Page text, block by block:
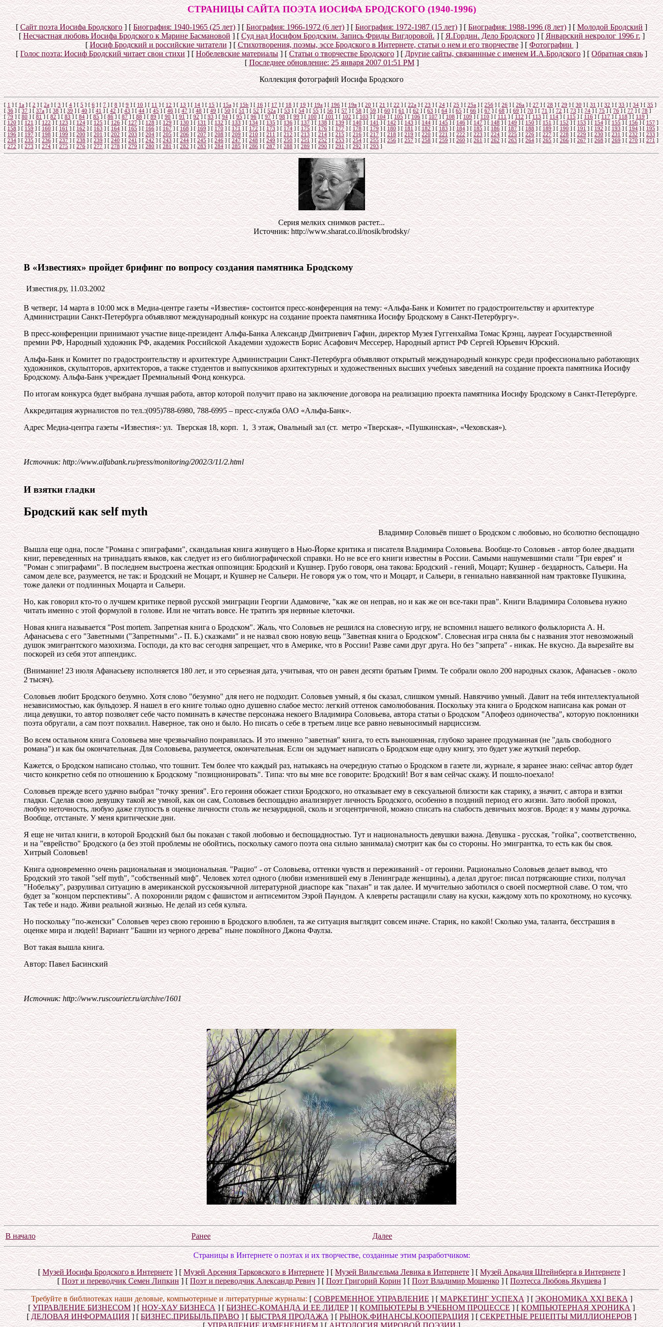
СТРАНИЦЫ САЙТА ПОЭТА ИОСИФА БРОДСКОГО (1940-1996)
[Сайт поэта Иосифа Бродского] [Биография: 1940-1965 (25 лет)] [Биография: 1966-1972 (6 лет)] [Биография: 1972-1987 (15 лет)] [Биография: 1988-1996 (8 лет)] [Молодой Бродский]
[Несчастная любовь Иосифа Бродского к Марине Басмановой] [Суд над Иосифом Бродским. Запись Фриды Вигдоровой.] [Я.Гордин. Дело Бродского] [Январский некролог 1996 г.]
[Иосиф Бродский и российские читатели] [Стихотворения, поэмы, эссе Бродского в Интернете, статьи о нем и его творчестве] [Фотографии]
[Голос поэта: Иосиф Бродский читает свои стихи ] [Нобелевские материалы] [Статьи о творчестве Бродского] [Другие сайты, связаннные с именем И.А.Бродского] [Обратная связь]
[ Последнее обновление:25 января 2007 01:51 PM]
Коллекция фотографий Иосифа Бродского
[ 1] [1а] [ 2 ] [ 2а] [3] [ 4 ] [ 5] [6] [ 7] [ 8 ] [9] [10 ] [ 11] [12] [ 13 ] [ 14] [15 ] [15a] [15b ] [ 16 ] [17] [18] [ 19] [19а ] [ 19б ] [19в] [ 20 ] [ 21] [22 ] [22a] [23] [ 24 ] [ 25] [25а] [ 25б] [26 ] [ 26a ] [27] [ 28 ] [ 29] [30 ] [ 31 ] [32] [33] [ 34] [35 ]
[ 36 ] [37] [ 37а ] [38] [39] [ 40 ] [41] [ 42] [43 ] [44 ] [45] [ 46] [47 ] [48 ] [49 ] [50] [51] [52] [ 52а ] [53 ] [54] [55] [56] [ 57] [58 ] [59 ] [60] [61 ] [62] [ 63] [64] [65 ] [66] [ 67] [ 68] [ 69] [70] [71] [72 ] [ 73] [ 74] [75] [76] [ 77] [78 ]
[ 79 ] [ 80 ] [81 ] [82] [ 83] [84 ] [ 85 ] [ 86] [87] [ 88] [ 89 ] [ 90 ] [ 91] [ 92 ] [ 93] [94 ] [95 ] [ 96] [ 97] [98 ] [99] [ 100 ] [ 101 ] [ 102 ] [ 103] [ 104] [ 105] [106 ] [ 107] [ 108 ] [ 109 ] [110 ] [ 111 ] [112 ] [ 113 ] [114] [ 115 ] [ 116 ] [ 117] [ 118] [ 119 ]
[120 ] [ 121 ] [122] [ 123 ] [124 ] [ 125 ] [ 126] [ 127] [ 128] [129 ] [ 130] [ 131 ] [ 132] [133 ] [134 ] [135 ] [ 136 ] [137] [ 138 ] [139 ] [ 140 ] [ 141] [ 142] [ 143] [144] [ 145] [ 146 ] [ 147] [148 ] [149 ] [150 ] [ 151 ] [152] [ 153 ] [154 ] [ 155 ] [ 156] [ 157]
[ 158 ] [159] [ 160] [ 161] [162] [ 163 ] [164] [ 165] [166] [167] [168 ] [169 ] [ 170] [171 ] [172] [ 173 ] [174] [ 175] [ 176] [177] [ 178 ] [179] [ 180] [181 ] [182] [183 ] [184 ] [ 185] [186 ] [187] [ 188 ] [189] [ 190] [ 191] [192] [ 193 ] [194] [ 195]
[ 196 ] [ 197] [ 198 ] [ 199] [200] [201] [202 ] [ 203 ] [204 ] [ 205 ] [206 ] [207] [208] [ 209] [ 210] [ 211 ] [212] [213 ] [ 214] [215] [216] [217 ] [ 218 ] [219 ] [ 220 ] [221 ] [222 ] [223] [ 224] [ 225] [ 226 ] [227] [228 ] [ 229] [230] [231] [232 ] [ 233 ]
[ 234] [235 ] [236] [237 ] [238] [239 ] [ 240] [241] [ 242 ] [243 ] [ 244 ] [245] [ 246] [247] [248 ] [ 249] [250 ] [251] [252 ] [253] [254 ] [ 255] [256] [ 257 ] [258 ] [ 259 ] [260] [ 261] [262] [263 ] [ 264] [265 ] [266] [267 ] [268] [269 ] [ 270] [271]
[ 272] [273 ] [274 ] [275 ] [276] [277 ] [ 278 ] [279 ] [280 ] [ 281] [ 282] [283] [ 284 ] [ 285 ] [ 286] [ 287] [288 ] [289 ] [290 ] [291] [292 ] [ 293 ]
Серия мелких снимков растет...
Источник: http://www.sharat.co.il/nosik/brodsky/
В «Известиях» пройдет брифинг по вопросу создания памятника Бродскому
Известия.ру, 11.03.2002
В четверг, 14 марта в 10:00 мск в Медиа-центре газеты «Известия» состоится пресс-конференция на тему: «Альфа-Банк и Комитет по градостроительству и архитектуре
Администрации Санкт-Петербурга объявляют международный конкурс на создание проекта памятника Иосифу Бродскому в Санкт-Петербургу».
В пресс-конференции принимают участие вице-президент Альфа-Банка Александр Дмитриевич Гафин, директор Музея Гуггенхайма Томас Крэнц, лауреат Государственной
премии РФ, Народный художник РФ, академик Российской Академии художеств Борис Асафович Мессерер, Народный артист РФ Сергей Юрьевич Юрский.
Альфа-Банк и Комитет по градостроительству и архитектуре Администрации Санкт-Петербурга объявляют открытый международный конкурс среди профессионально работающих
художников, скульпторов, архитекторов, а также студентов и выпускников архитектурных и художественных высших учебных заведений на создание проекта памятника Иосифу
Бродскому. Альфа-Банк учреждает Премиальный Фонд конкурса.
По итогам конкурса будет выбрана лучшая работа, автор которой получит право на заключение договора на реализацию проекта памятника Иосифу Бродскому в Санкт-Петербурге.
Аккредитация журналистов по тел.:(095)788-6980, 788-6995 – пресс-служба ОАО «Альфа-Банк».
Адрес Медиа-центра газеты «Известия»: ул. Тверская 18, корп. 1, 3 этаж, Овальный зал (ст. метро «Тверская», «Пушкинская», «Чеховская»).
Источник: http://www.alfabank.ru/press/monitoring/2002/3/11/2.html
И взятки гладки
Бродский как self myth
Владимир Соловьёв пишет о Бродском с любовью, но бсолютно беспощадно
Вышла еще одна, после "Романа с эпиграфами", скандальная книга живущего в Нью-Йорке критика и писателя Владимира Соловьева. Вообще-то Соловьев - автор более двадцати
книг, переведенных на тринадцать языков, как следует из его библиографической справки. Но не все его книги известны в России. Самыми нашумевшими стали "Три еврея" и
"Роман с эпиграфами". В последнем выстроена жесткая оппозиция: Бродский и Кушнер. Грубо говоря, она такова: Бродский - гений, Моцарт; Кушнер - бездарность, Сальери. На
самом деле все, разумеется, не так: и Бродский не Моцарт, и Кушнер не Сальери. Не говоря уж о том, что и Моцарт, и Сальери, в гениально навязанной нам трактовке Пушкина,
тоже далеки от подлинных Моцарта и Сальери.
Но, как говорил кто-то о лучшем критике первой русской эмиграции Георгии Адамовиче, "как же он неправ, но и как же он все-таки прав". Книги Владимира Соловьева нужно
читать именно с этой формулой в голове. Или не читать вовсе. Не тратить зря нервные клеточки.
Новая книга называется "Post mortem. Запретная книга о Бродском". Жаль, что Соловьев не решился на словесную игру, не вспомнил нашего великого фольклориста А. Н.
Афанасьева с его "Заветными ("Запретными".- П. Б.) сказками" и не назвал свою новую вещь "Заветная книга о Бродском". Словесная игра сняла бы с названия этот невозможный
душок эмигрантского мазохизма. Господи, да кто вас сегодня запрещает, что в Америке, что в России! Разве сами друг друга. Но без "запрета" - никак. Не вкусно. Да вырезайте вы
поскорей из себя этот аппендикс.
(Внимание! 23 июля Афанасьеву исполняется 180 лет, и это серьезная дата, учитывая, что он равен десяти братьям Гримм. Те собрали около 200 народных сказок, Афанасьев - около
2 тысяч).
Соловьев любит Бродского безумно. Хотя слово "безумно" для него не подходит. Соловьев умный, я бы сказал, слишком умный. Навязчиво умный. Давит на тебя интеллектуальной
независимостью, как бульдозер. Я нашел в его книге только одно душевно слабое место: легкий оттенок самолюбования. Поскольку эта книга о Бродском написана как роман от
лица девушки, то автор позволяет себе часто поминать в качестве персонажа некоего Владимира Соловьева, автора статьи о Бродском "Апофеоз одиночества", которую поклонники
поэта обругали, а сам поэт похвалил. Наверное, так оно и было. Но писать о себе в третьем лице все равно невыносимый нарциссизм.
Во всем остальном книга Соловьева мне чрезвычайно понравилась. И это именно "заветная" книга, то есть выношенная, глубоко заранее продуманная (не "даль свободного
романа") и как бы окончательная. Для Соловьева, разумеется, окончательная. Если он задумает написать о Бродском еще одну книгу, это будет уже жуткий перебор.
Кажется, о Бродском написано столько, что тошнит. Тем более что каждый раз, натыкаясь на очередную статью о Бродском в газете ли, журнале, я заранее знаю: сейчас автор будет
чисто конкретно себя по отношению к Бродскому "позиционировать". Типа: что вы мне все говорите: Бродский! Вот я вам сейчас скажу. И пошло-поехало!
Соловьев прежде всего удачно выбрал "точку зрения". Его героиня обожает стихи Бродского, но отказывает ему в сексуальной близости как старику, а значит, с автора и взятки
гладки. Сделав свою девушку такой же умной, как он сам, Соловьев беспощадно анализирует личность Бродского, особенно в поздний период его жизни. Зато любой прокол,
любую неточность, любую даже глупость в оценке личности столь же незаурядной, сколь и эгоцентричной, можно списать на слабость девичьих мозгов. Вроде: я у мамы дурочка.
Вообще, отстаньте. У меня критические дни.
Я еще не читал книги, в которой Бродский был бы показан с такой любовью и беспощадностью. Тут и национальность девушки важна. Девушка - русская, "гойка", соответственно,
и на "еврейство" Бродского (а без этой проблемы не обойтись, поскольку самого поэта она сильно занимала) смотрит как бы со стороны. Но эмигрантка, то есть как бы своя.
Хитрый Соловьев!
Книга одновременно очень рациональная и эмоциональная. "Рацио" - от Соловьева, оттенки чувств и переживаний - от героини. Рационально Соловьев делает вывод, что
Бродский это такой "self myth", "собственный миф". Человек хотел одного (любви изменившей ему в Ленинграде женщины), а делал другое: писал потрясающие стихи, получал
"Нобельку", разруливал ситуацию в американской русскоязычной литературной диаспоре как "пахан" и так далее. И мучительно заботился о своей посмертной славе. О том, что
будет за "концом перспективы". А похоронили рядом с фашистом и антисемитом Эзрой Паундом. А клевреты растащили славу на куски, каждому хоть по крохотному, но кусочку.
Так тебе и надо. Живи реальной жизнью. Не делай из себя культа.
Но поскольку "по-женски" Соловьев через свою героиню в Бродского влюблен, та же ситуация выглядит совсем иначе. Старик, но какой! Сколько ума, таланта, бесстрашия в
оценке мира и людей! Вариант "Башни из черного дерева" ныне покойного Джона Фаулза.
Вот такая вышла книга.
Автор: Павел Басинский
Источник: http://www.ruscourier.ru/archive/1601
В начало Ранее Далее
Cтраницы в Интернете о поэтах и их творчестве, созданные этим разработчиком:
[Музей Иосифа Бродского в Интернете] [Музей Арсения Тарковского в Интернете] [ Музей Вильгельма Левика в Интернете] [Музей Аркадия Штейнберга в Интернете]
[Поэт и переводчик Семен Липкин] [Поэт и переводчик Александр Ревич] [Поэт Григорий Корин] [Поэт Владимир Мощенко] [Поэтесса Любовь Якушева ]
Требуйте в библиотеках наши деловые, компьютерные и литературные журналы: [ СОВРЕМЕННОЕ УПРАВЛЕНИЕ ] [МАРКЕТИНГ УСПЕХА] [ ЭКОНОМИКА XXI ВЕКА]
[УПРАВЛЕНИЕ БИЗНЕСОМ] [НОУ-ХАУ БИЗНЕСА] [БИЗНЕС-КОМАНДА И ЕЕ ЛИДЕР] [КОМПЬЮТЕРЫ В УЧЕБНОМ ПРОЦЕССЕ] [КОМПЬЮТЕРНАЯ ХРОНИКА]
[ДЕЛОВАЯ ИНФОРМАЦИЯ] [БИЗНЕС.ПРИБЫЛЬ.ПРАВО] [БЫСТРАЯ ПРОДАЖА] [РЫНОК.ФИНАНСЫ.КООПЕРАЦИЯ ] [СЕКРЕТНЫЕ РЕЦЕПТЫ МИЛЛИОНЕРОВ]